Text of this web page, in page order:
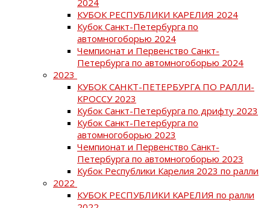
КУБОК РЕСПУБЛИКИ КАРЕЛИЯ 2024
Кубок Санкт-Петербурга по
автомногоборью 2024
Чемпионат и Первенство Санкт-
Петербурга по автомногоборью 2024
2023
КУБОК САНКТ-ПЕТЕРБУРГА ПО РАЛЛИ-
КРОССУ 2023
Кубок Санкт-Петербурга по дрифту 2023
Кубок Санкт-Петербурга по
автомногоборью 2023
Чемпионат и Первенство Санкт-
Петербурга по автомногоборью 2023
Кубок Республики Карелия 2023 по ралли
2022
КУБОК РЕСПУБЛИКИ КАРЕЛИЯ по ралли